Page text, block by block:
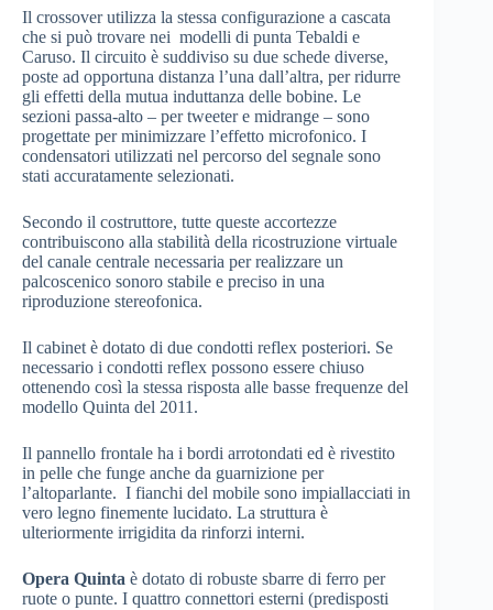
Il crossover utilizza la stessa configurazione a cascata
che si può trovare nei modelli di punta Tebaldi e
Caruso. Il circuito è suddiviso su due schede diverse,
poste ad opportuna distanza l’una dall’altra, per ridurre
gli effetti della mutua induttanza delle bobine. Le
sezioni passa-alto – per tweeter e midrange – sono
progettate per minimizzare l’effetto microfonico. I
condensatori utilizzati nel percorso del segnale sono
stati accuratamente selezionati.
Secondo il costruttore, tutte queste accortezze
contribuiscono alla stabilità della ricostruzione virtuale
del canale centrale necessaria per realizzare un
palcoscenico sonoro stabile e preciso in una
riproduzione stereofonica.
Il cabinet è dotato di due condotti reflex posteriori. Se
necessario i condotti reflex possono essere chiuso
ottenendo così la stessa risposta alle basse frequenze del
modello Quinta del 2011.
Il pannello frontale ha i bordi arrotondati ed è rivestito
in pelle che funge anche da guarnizione per
l’altoparlante. I fianchi del mobile sono impiallacciati in
vero legno finemente lucidato. La struttura è
ulteriormente irrigidita da rinforzi interni.
Opera Quinta è dotato di robuste sbarre di ferro per
ruote o punte. I quattro connettori esterni (predisposti